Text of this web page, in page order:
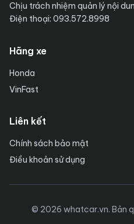
Chịu trách nhiệm quản lý nội
Điện thoại: 093.572.8998
Hãng xe
Honda
VinFast
Liên kết
Chính sách bảo mật
Điều khoản sử dụng
© 2026 whatcar.vn. Bản